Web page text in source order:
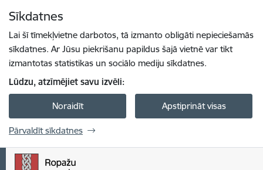
Sīkdatnes
Lai šī tīmekļvietne darbotos, tā izmanto obligāti nepieciešamās
sīkdatnes. Ar Jūsu piekrišanu papildus šajā vietnē var tikt
izmantotas statistikas un sociālo mediju sīkdatnes.
Lūdzu, atzīmējiet savu izvēli:
Noraidīt Apstiprināt visas
Pārvaldīt sīkdatnes